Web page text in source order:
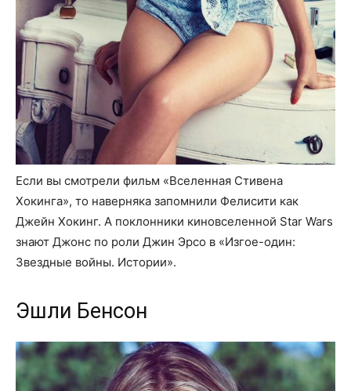
Если вы смотрели фильм «Вселенная Стивена
Хокинга», то наверняка запомнили Фелисити как
Джейн Хокинг. А поклонники киновселенной Star Wars
знают Джонс по роли Джин Эрсо в «Изгое-один:
Звездные войны. Истории».
Эшли Бенсон